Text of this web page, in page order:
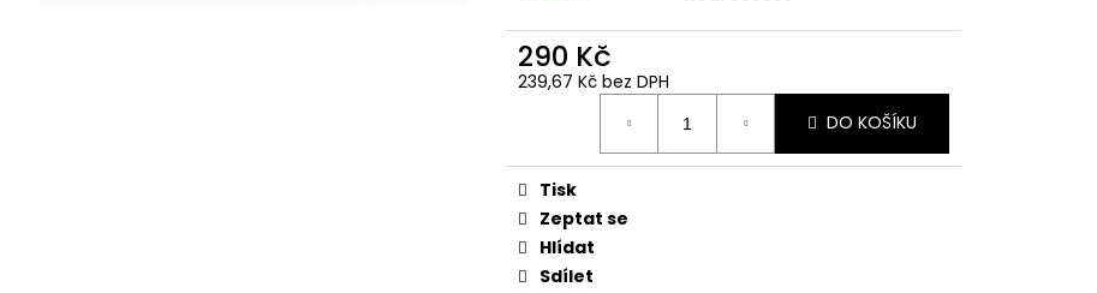
290 Kč
239,67 Kč bez DPH
DO KOŠÍKU
Tisk
Zeptat se
Hlídat
Sdílet
ŠROUBY K UCHYCENÍ MOTORU,
M8X115MM, M8X105MM STOMP,
DEMONX, WPB